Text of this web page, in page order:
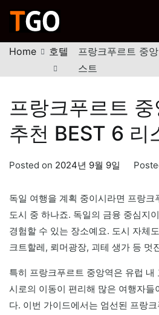
content
티고
행복한 여행을 위한 노하우
Home 호텔
프랑크푸르트 중
스트
프랑크푸르트
추천 BEST 6 리
Posted on 2024년 9월 9일
독일 여행을 계획 중이시라면 프랑크
도시 중 하나죠. 독일의 금융 중심지
경험할 수 있는 장소예요. 도시 자체
크트할레, 뢰머광장, 괴테 생가 등 멋
특히 프랑크푸르트 중앙역은 유럽 내
시로의 이동이 편리해 많은 여행자들
다. 이번 가이드에서는 엄선된 프랑